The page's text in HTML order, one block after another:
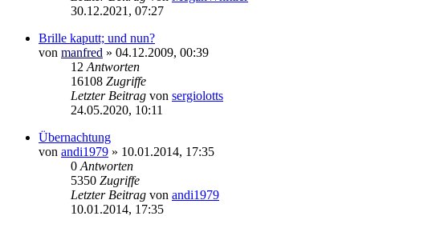
30.12.2021, 07:27
Brille kaputt; und nun?
von manfred » 04.12.2009, 00:39
12 Antworten
16108 Zugriffe
Letzter Beitrag von sergiolotts
24.05.2020, 10:11
Übernachtung
von andi1979 » 10.01.2014, 17:35
0 Antworten
5350 Zugriffe
Letzter Beitrag von andi1979
10.01.2014, 17:35